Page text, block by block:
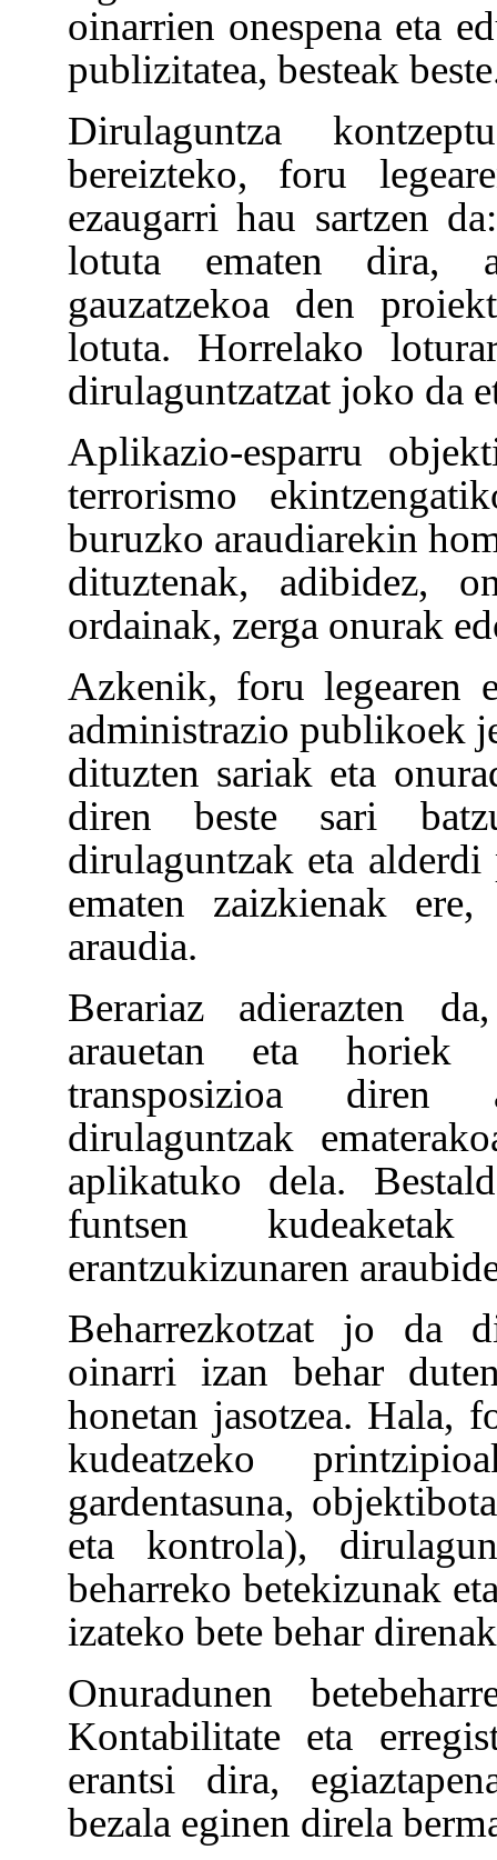
oinarrien onespena eta
publizitatea, besteak
Dirulaguntza
bereizteko, foru
ezaugarri hau sartzen
lotuta ematen dira,
gauzatzekoa den
lotuta. Horrelako
dirulaguntzatzat joko da
Aplikazio-esparru
terrorismo
buruzko araudiarekin
dituztenak, adibidez,
ordainak, zerga onurak
Azkenik, foru legearen
administrazio publikoek
dituzten sariak eta
diren beste sari
dirulaguntzak eta
ematen zaizkienak
araudia.
Berariaz adierazten
arauetan eta horiek
transposizioa diren
dirulaguntzak
aplikatuko dela.
funtsen
erantzukizunaren
Beharrezkotzat jo da
oinarri izan behar
honetan jasotzea. Hala,
kudeatzeko
gardentasuna,
eta kontrola),
beharreko betekizunak
izateko bete behar
Onuradunen
Kontabilitate eta
erantsi dira,
bezala eginen direla